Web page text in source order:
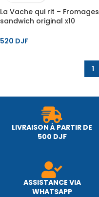
La Vache qui rit – Fromages
sandwich original x10
520 DJF
1
LIVRAISON À PARTIR DE
500 DJF
ASSISTANCE VIA
WHATSAPP